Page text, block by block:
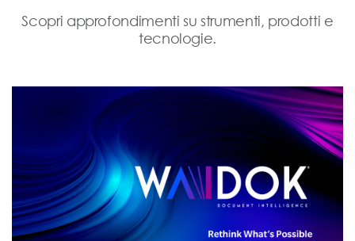
Scopri approfondimenti su strumenti, prodotti e
tecnologie.